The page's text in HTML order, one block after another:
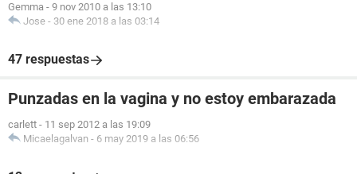
Gemma - 9 nov 2010 a las 13:10
Jose - 30 ene 2018 a las 03:14
47 respuestas
Punzadas en la vagina y no estoy embarazada
carlett - 11 sep 2012 a las 19:09
Micaelagalvan - 6 may 2019 a las 06:56